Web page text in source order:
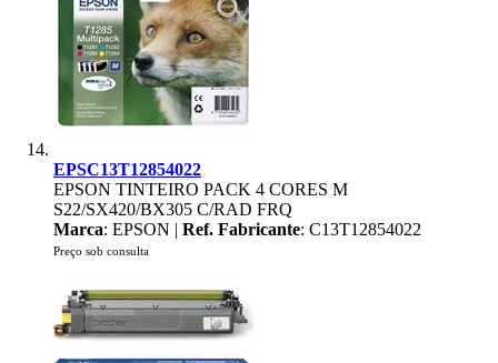
EPSC13T12854022
EPSON TINTEIRO PACK 4 CORES M
S22/SX420/BX305 C/RAD FRQ
Marca: EPSON | Ref. Fabricante: C13T12854022
Preço sob consulta